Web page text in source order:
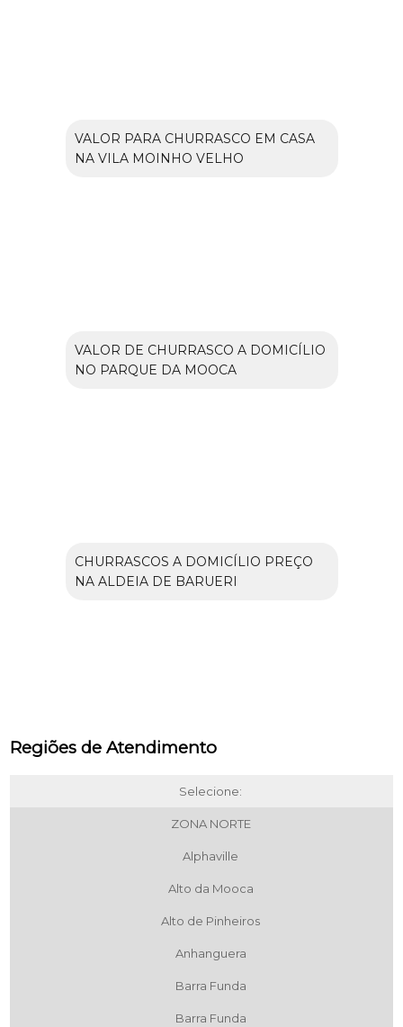
VALOR PARA CHURRASCO EM CASA
NA VILA MOINHO VELHO
VALOR DE CHURRASCO A DOMICÍLIO
NO PARQUE DA MOOCA
CHURRASCOS A DOMICÍLIO PREÇO
NA ALDEIA DE BARUERI
Regiões de Atendimento
Selecione:
ZONA NORTE
Alphaville
Alto da Mooca
Alto de Pinheiros
Anhanguera
Barra Funda
Barra Funda